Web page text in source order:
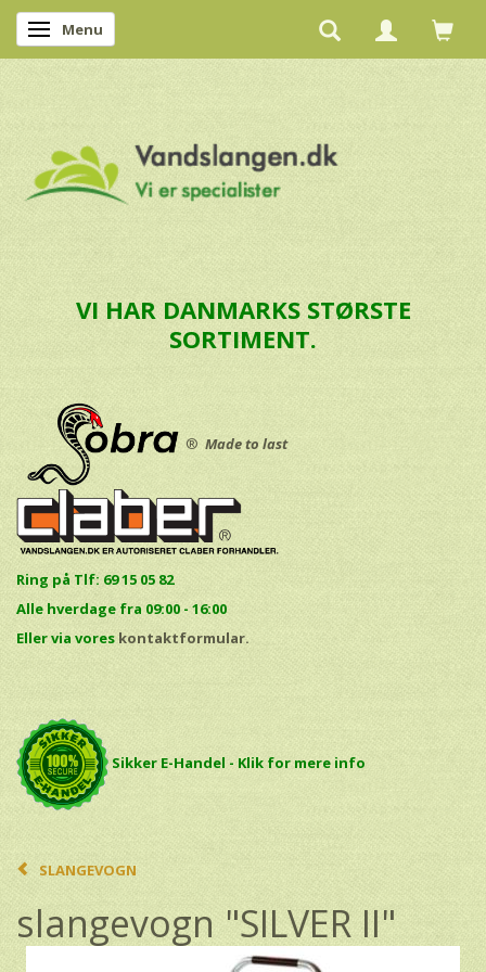
Skifte navigation
Menu
VI HAR DANMARKS STØRSTE
SORTIMENT.
® Made to last
Ring på Tlf: 69 15 05 82
Alle hverdage fra 09:00 - 16:00
Eller via vores kontaktformular.
Sikker E-Handel - Klik for mere info
SLANGEVOGN
slangevogn "SILVER II"